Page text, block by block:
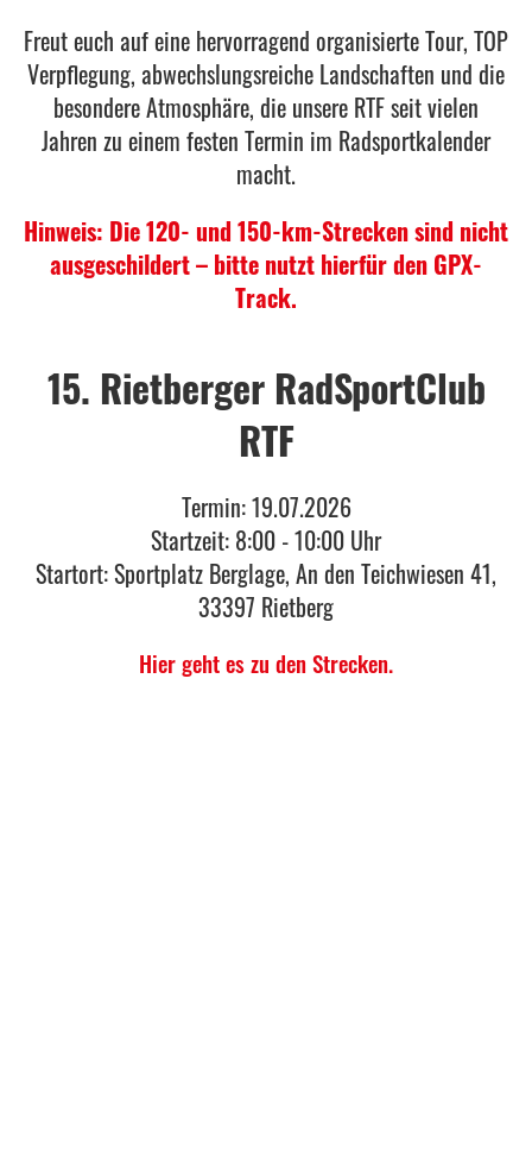
Freut euch auf eine hervorragend organisierte Tour, TOP
Verpflegung, abwechslungsreiche Landschaften und die
besondere Atmosphäre, die unsere RTF seit vielen
Jahren zu einem festen Termin im Radsportkalender
macht.
Hinweis: Die 120- und 150-km-Strecken sind nicht
ausgeschildert – bitte nutzt hierfür den GPX-
Track.
15. Rietberger RadSportClub
RTF
Termin: 19.07.2026
Startzeit: 8:00 - 10:00 Uhr
Startort: Sportplatz Berglage, An den Teichwiesen 41,
33397 Rietberg
Hier geht es zu den Strecken.